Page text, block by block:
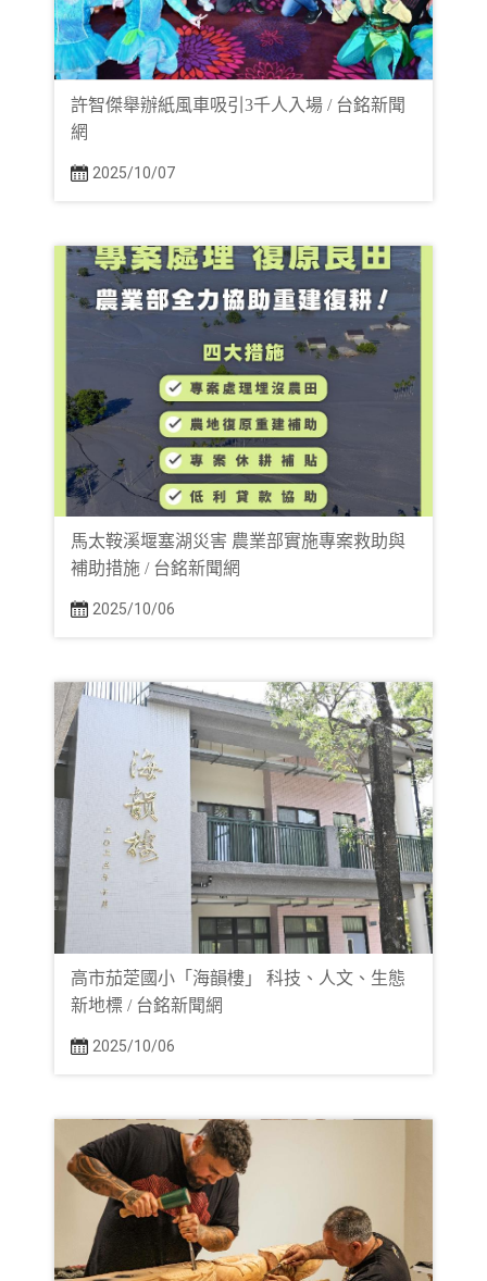
許智傑舉辦紙風車吸引3千人入場 / 台銘新聞
網
2025/10/07
馬太鞍溪堰塞湖災害 農業部實施專案救助與
補助措施 / 台銘新聞網
2025/10/06
高市茄萣國小「海韻樓」 科技、人文、生態
新地標 / 台銘新聞網
2025/10/06